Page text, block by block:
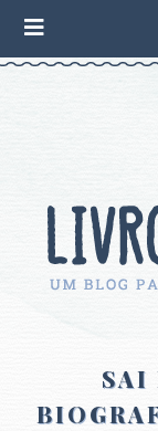
SAI